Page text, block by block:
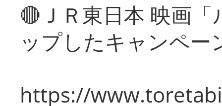
🔴ＪＲ東日本 映画
ップしたキャンペー
https://